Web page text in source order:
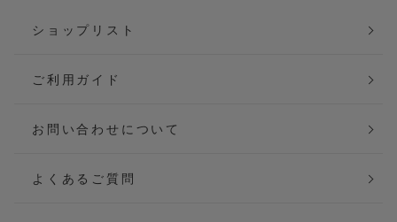
ショップリスト
ご利用ガイド
お問い合わせについて
よくあるご質問